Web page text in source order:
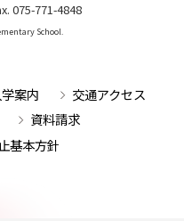
075-771-4848
School.
学案内
交通アクセス
資料請求
基本方針